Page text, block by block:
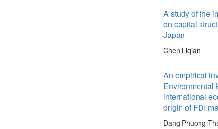
A study of the
on capital
Japan
Chen Liqian
An empirical
Environmental
international
origin of FDI
Dang Phuong